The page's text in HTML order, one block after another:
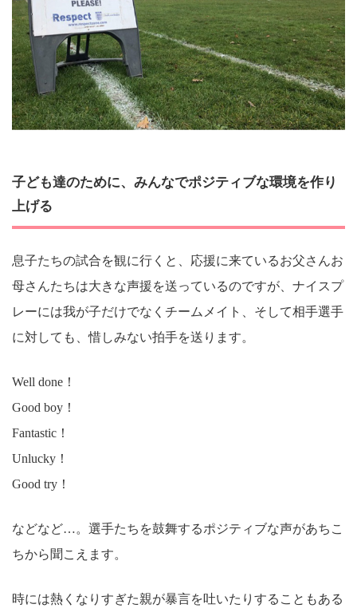
子ども達のために、みんなでポジティブな環境を作り
上げる
息子たちの試合を観に行くと、応援に来ているお父さんお
母さんたちは大きな声援を送っているのですが、ナイスプ
レーには我が子だけでなくチームメイト、そして相手選手
に対しても、惜しみない拍手を送ります。
Well done！
Good boy！
Fantastic！
Unlucky！
Good try！
などなど…。選手たちを鼓舞するポジティブな声があちこ
ちから聞こえます。
時には熱くなりすぎた親が暴言を吐いたりすることもある